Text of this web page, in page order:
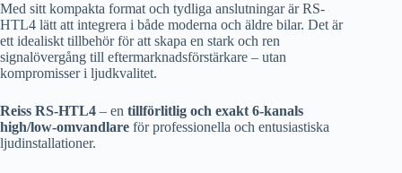
Med sitt kompakta format och tydliga anslutningar är RS-
HTL4 lätt att integrera i både moderna och äldre bilar. Det är
ett idealiskt tillbehör för att skapa en stark och ren
signalövergång till eftermarknadsförstärkare – utan
kompromisser i ljudkvalitet.
Reiss RS-HTL4 – en tillförlitlig och exakt 6-kanals
high/low-omvandlare för professionella och entusiastiska
ljudinstallationer.